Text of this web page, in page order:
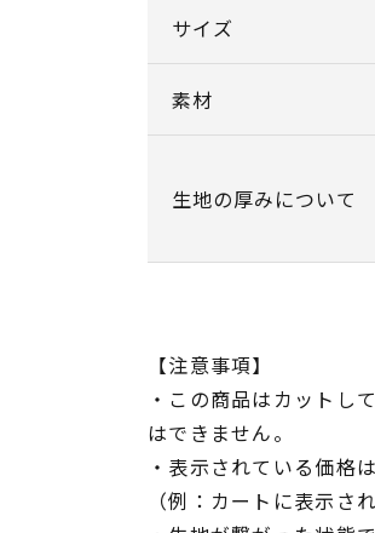
サイズ
素材
生地の厚みについて
【注意事項】
・この商品はカットし
はできません。
・表示されている価格
（例：カートに表示さ